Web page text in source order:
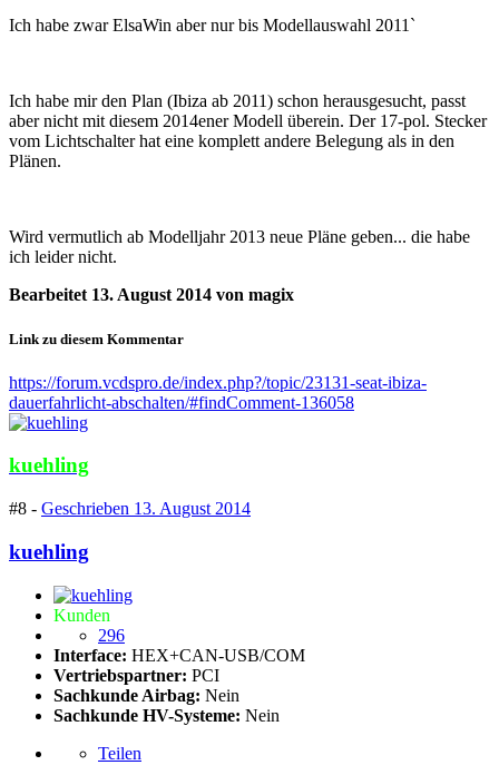
Ich habe zwar ElsaWin aber nur bis Modellauswahl 2011`
Ich habe mir den Plan (Ibiza ab 2011) schon herausgesucht, passt
aber nicht mit diesem 2014ener Modell überein. Der 17-pol. Stecker
vom Lichtschalter hat eine komplett andere Belegung als in den
Plänen.
Wird vermutlich ab Modelljahr 2013 neue Pläne geben... die habe
ich leider nicht.
Bearbeitet 13. August 2014 von magix
Link zu diesem Kommentar
https://forum.vcdspro.de/index.php?/topic/23131-seat-ibiza-
dauerfahrlicht-abschalten/#findComment-136058
kuehling
#8 - Geschrieben 13. August 2014
kuehling
Kunden
296
Interface: HEX+CAN-USB/COM
Vertriebspartner: PCI
Sachkunde Airbag: Nein
Sachkunde HV-Systeme: Nein
Teilen